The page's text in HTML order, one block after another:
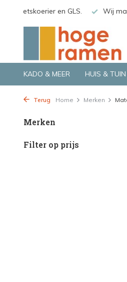
Fietskoerier en GLS. Wij
KADO & MEER HUIS & TUIN
Terug Home Merken
Merken
Filter op prijs